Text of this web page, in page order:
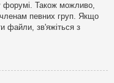
форумі. Також можливо,
певних груп. Якщо
файли, зв'яжіться з